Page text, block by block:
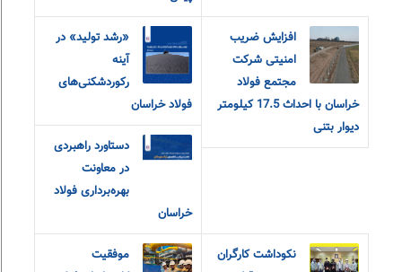
افزایش ضریب
امنیتی شرکت
مجتمع فولاد
خراسان با احداث 17.5 کیلومتر
دیوار بتنی
«رشد تولید» در
آینه
رکوردشکنی‌های
فولاد خراسان
دستاورد راهبردی
در معاونت
بهره‌برداری فولاد
خراسان
نکوداشت کارگران
موفقیت